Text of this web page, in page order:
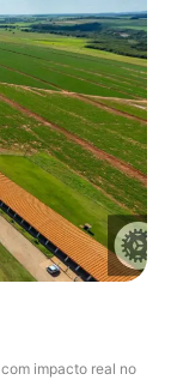
impacto real no